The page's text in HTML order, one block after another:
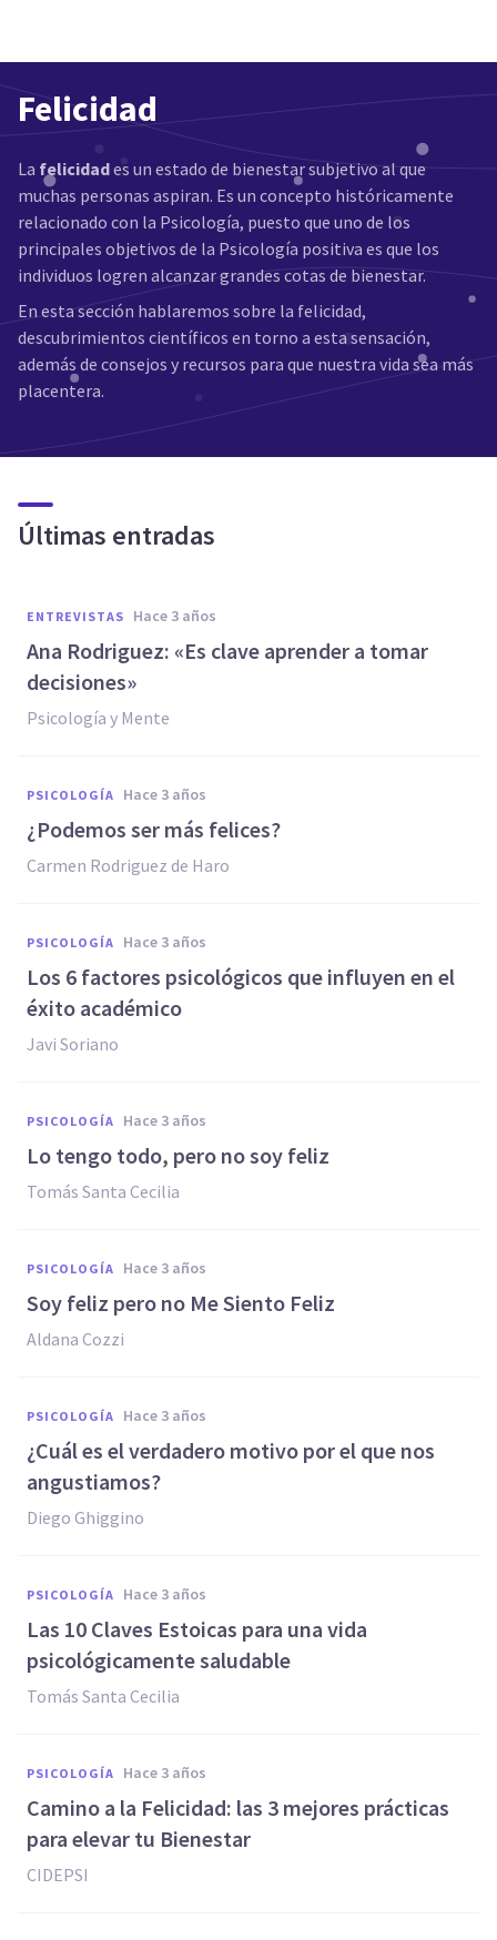
Felicidad
La felicidades un estado de bienestar subjetivo al que
muchas personas aspiran. Es un concepto históricamente
relacionado con la Psicología, puesto que uno de los
principales objetivos de la Psicología positiva es que los
individuos logren alcanzar grandes cotas de bienestar.
En esta sección hablaremos sobre la felicidad,
descubrimientos científicos en torno a esta sensación,
además de consejos y recursos para que nuestra vida sea más
placentera.
Últimas entradas
ENTREVISTAS hace 3 años
Ana Rodriguez: «Es clave aprender a tomar
decisiones»
Psicología y Mente
PSICOLOGÍA hace 3 años
¿Podemos ser más felices?
Carmen Rodriguez de Haro
PSICOLOGÍA hace 3 años
Los 6 factores psicológicos que influyen en el
éxito académico
Javi Soriano
PSICOLOGÍA hace 3 años
Lo tengo todo, pero no soy feliz
Tomás Santa Cecilia
PSICOLOGÍA hace 3 años
Soy feliz pero no Me Siento Feliz
Aldana Cozzi
PSICOLOGÍA hace 3 años
¿Cuál es el verdadero motivo por el que nos
angustiamos?
Diego Ghiggino
PSICOLOGÍA hace 3 años
Las 10 Claves Estoicas para una vida
psicológicamente saludable
Tomás Santa Cecilia
PSICOLOGÍA hace 3 años
Camino a la Felicidad: las 3 mejores prácticas
para elevar tu Bienestar
CIDEPSI